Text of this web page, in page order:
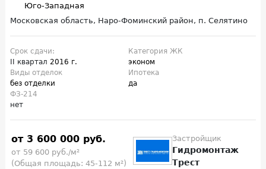
Юго-Западная
Московская область, Наро-Фоминский район, п. Селятино
Срок сдачи:
II квартал 2016 г.
Категория ЖК
эконом
Виды отделок
без отделки
Ипотека
да
ФЗ-214
нет
от 3 600 000 руб.
от 59 600 руб./м²
(Общая площадь: 45-112 м²)
Застройщик
Гидромонтаж
Трест